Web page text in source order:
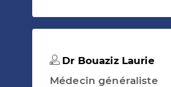
Dr Bouaziz Laurie
Médecin généraliste